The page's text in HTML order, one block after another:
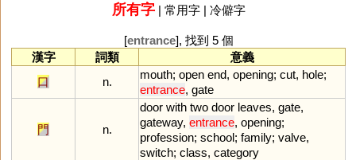
所有字| 常用字| 冷僻字
[entrance], 找到 5 個
漢字
詞類
意義
口
n.
mouth; open end, opening; cut, hole;
entrance, gate
門 n.
door with two door leaves, gate,
gateway, entrance, opening;
profession; school; family; valve,
switch; class, category